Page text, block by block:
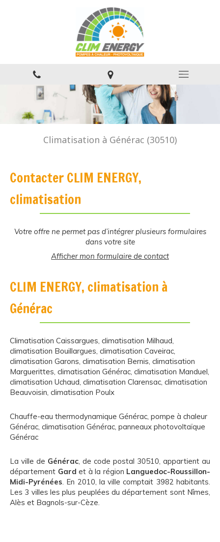
Climatisation à Générac (30510)
Contacter CLIM ENERGY,
climatisation
Votre offre ne permet pas d’intégrer plusieurs formulaires
dans votre site
Afficher mon formulaire de contact
CLIM ENERGY, climatisation à
Générac
Climatisation Caissargues, climatisation Milhaud,
climatisation Bouillargues, climatisation Caveirac,
climatisation Garons, climatisation Bernis, climatisation
Marguerittes, climatisation Générac, climatisation Manduel,
climatisation Uchaud, climatisation Clarensac, climatisation
Beauvoisin, climatisation Poulx
Chauffe-eau thermodynamique Générac, pompe à chaleur
Générac, climatisation Générac, panneaux photovoltaïque
Générac
La ville de Générac, de code postal 30510, appartient au
département Gard et à la région Languedoc-Roussillon-
Midi-Pyrénées. En 2010, la ville comptait 3982 habitants.
Les 3 villes les plus peuplées du département sont Nîmes,
Alès et Bagnols-sur-Cèze.